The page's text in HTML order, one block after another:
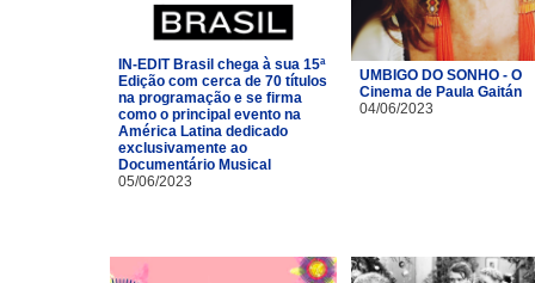
IN-EDIT Brasil chega à sua 15ª
Edição com cerca de 70 títulos
na programação e se firma
como o principal evento na
América Latina dedicado
exclusivamente ao
Documentário Musical
05/06/2023
UMBIGO DO SONHO - O
Cinema de Paula Gaitán
04/06/2023